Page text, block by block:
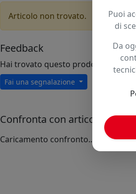
Articolo non trovato.
Feedback
Hai trovato questo prodotto ad un
Fai una segnalazione
Confronta con articoli simili
Caricamento confronto...
Puoi
di
Da